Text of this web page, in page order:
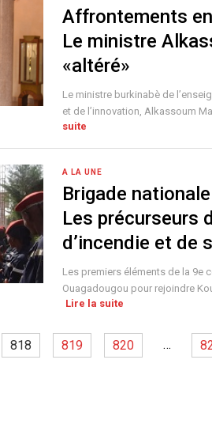
Affrontements
Le ministre
«altéré»
Le ministre burkinabè de
et de l’innovation, Alkassoum
suite
A LA UNE
Brigade
Les précurseurs
d’incendie et de
Les premiers éléments de la 9e
Ouagadougou pour rejoindre
Lire la suite
818 819 820 …